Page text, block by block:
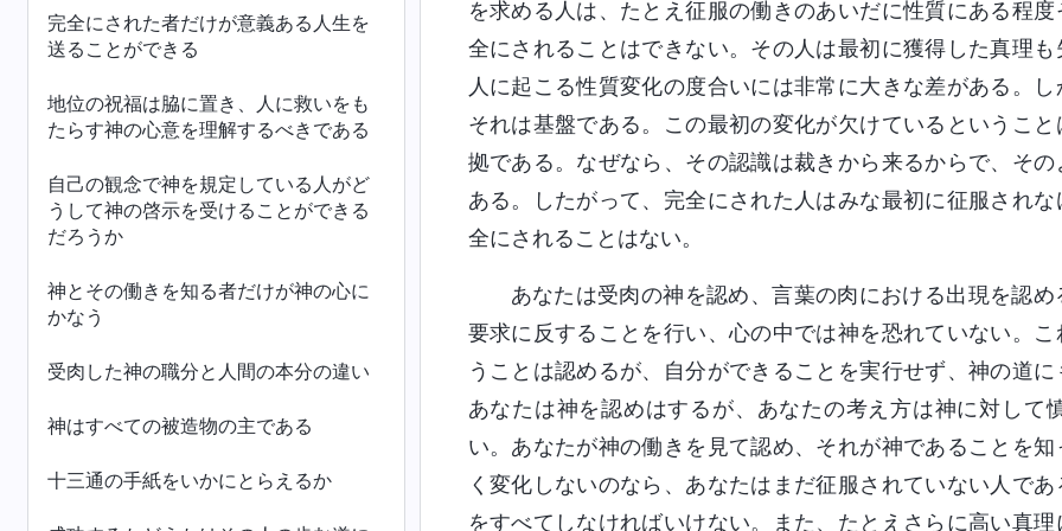
完全にされた者だけが意義ある人生を
送ることができる
地位の祝福は脇に置き、人に救いをも
たらす神の心意を理解するべきである
自己の観念で神を規定している人がど
うして神の啓示を受けることができる
だろうか
神とその働きを知る者だけが神の心に
かなう
受肉した神の職分と人間の本分の違い
神はすべての被造物の主である
十三通の手紙をいかにとらえるか
を求める人は、たとえ征服の働きのあいだに性質にある程
全にされることはできない。その人は最初に獲得した真理
人に起こる性質変化の度合いには非常に大きな差がある。
それは基盤である。この最初の変化が欠けているというこ
拠である。なぜなら、その認識は裁きから来るからで、そ
ある。したがって、完全にされた人はみな最初に征服され
全にされることはない。
あなたは受肉の神を認め、言葉の肉における出現を認
要求に反することを行い、心の中では神を恐れていない。
うことは認めるが、自分ができることを実行せず、神の道
あなたは神を認めはするが、あなたの考え方は神に対して
い。あなたが神の働きを見て認め、それが神であることを
く変化しないのなら、あなたはまだ征服されていない人で
をすべてしなければいけない。また、たとえさらに高い真